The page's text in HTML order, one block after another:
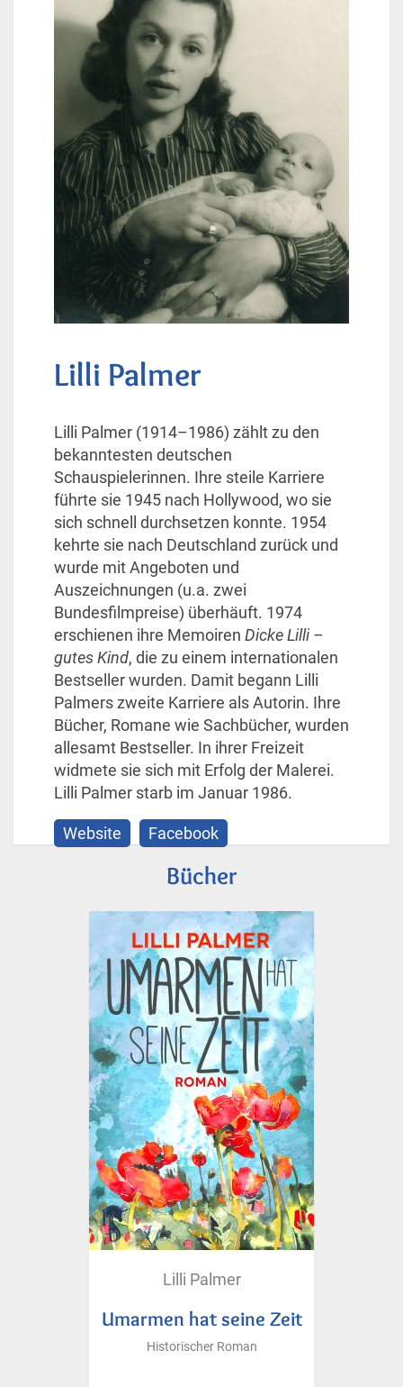
Lilli Palmer
Lilli Palmer (1914–1986) zählt zu den
bekanntesten deutschen
Schauspielerinnen. Ihre steile Karriere
führte sie 1945 nach Hollywood, wo sie
sich schnell durchsetzen konnte. 1954
kehrte sie nach Deutschland zurück und
wurde mit Angeboten und
Auszeichnungen (u.a. zwei
Bundesfilmpreise) überhäuft. 1974
erschienen ihre Memoiren Dicke Lilli –
gutes Kind, die zu einem internationalen
Bestseller wurden. Damit begann Lilli
Palmers zweite Karriere als Autorin. Ihre
Bücher, Romane wie Sachbücher, wurden
allesamt Bestseller. In ihrer Freizeit
widmete sie sich mit Erfolg der Malerei.
Lilli Palmer starb im Januar 1986.
Website Facebook
Bücher
Lilli Palmer
Umarmen hat seine Zeit
Historischer Roman